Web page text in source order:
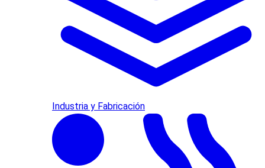
Industria y Fabricación